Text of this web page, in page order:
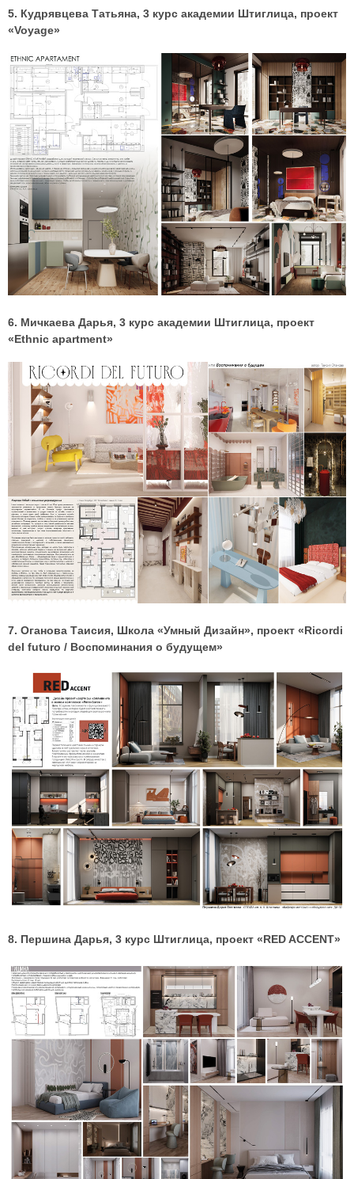
5. Кудрявцева Татьяна, 3 курс академии Штиглица, проект
«Voyage»
6. Мичкаева Дарья, 3 курс академии Штиглица, проект
«Ethnic apartment»
7. Оганова Таисия, Школа «Умный Дизайн», проект «Ricordi
del futuro / Воспоминания о будущем»
8. Першина Дарья, 3 курс Штиглица, проект «RED ACCENT»